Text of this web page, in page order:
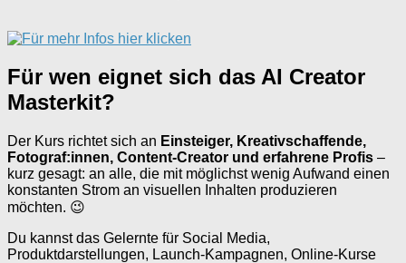
Für wen eignet sich das AI Creator
Masterkit?
Der Kurs richtet sich an Einsteiger, Kreativschaffende,
Fotograf:innen, Content-Creator und erfahrene Profis –
kurz gesagt: an alle, die mit möglichst wenig Aufwand einen
konstanten Strom an visuellen Inhalten produzieren
möchten. 😉
Du kannst das Gelernte für Social Media,
Produktdarstellungen, Launch-Kampagnen, Online-Kurse